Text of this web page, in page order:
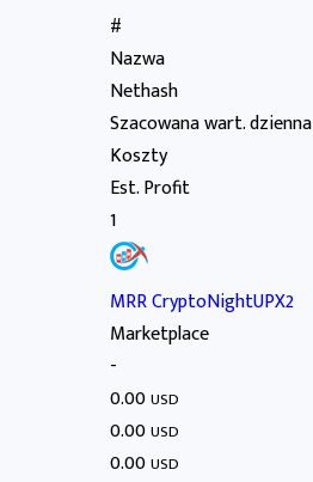
#
Nazwa
Nethash
Szacowana wart. dzienna
Koszty
Est. Profit
1
MRR CryptoNightUPX2
Marketplace
-
0.00USD
0.00USD
0.00USD